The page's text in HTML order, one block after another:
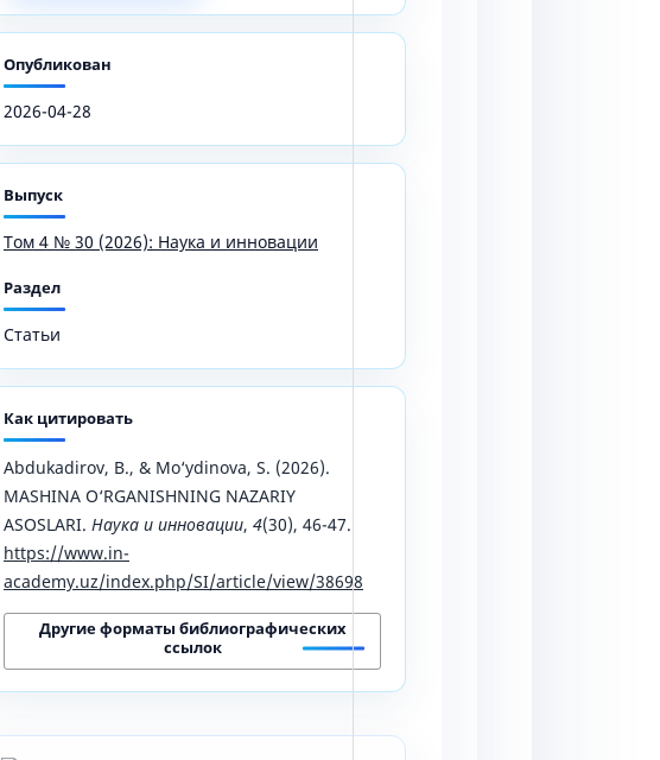
Опубликован
2026-04-28
Выпуск
Том 4 № 30 (2026): Наука и инновации
Раздел
Статьи
Как цитировать
Abdukadirov, B., & Mo‘ydinova, S. (2026).
MASHINA O‘RGANISHNING NAZARIY
ASOSLARI. Наука и инновации, 4(30), 46-47.
https://www.in-
academy.uz/index.php/SI/article/view/38698
Другие форматы библиографических
ссылок